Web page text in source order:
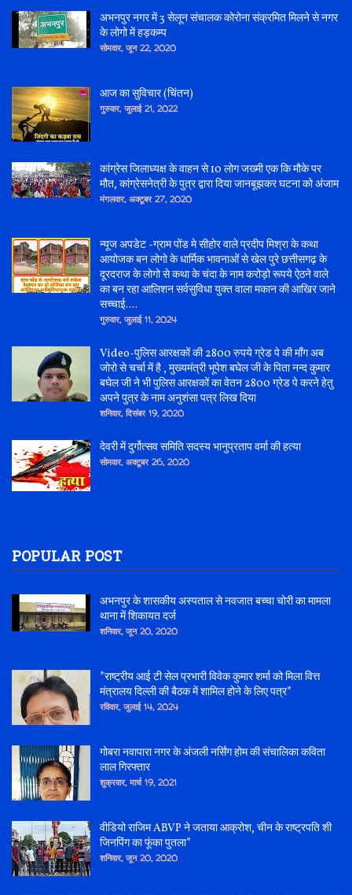
अभनपुर नगर में 3 सेलून संचालक कोरोना संक्रमित मिलने से नगर
के लोगो में हड़कम्प
सोमवार, जून 22, 2020
आज का सुविचार (चिंतन)
गुरुवार, जुलाई 21, 2022
कांग्रेस जिलाध्यक्ष के वाहन से 10 लोग जख्मी एक कि मौके पर
मौत, कांग्रेसनेत्री के पुत्र द्वारा दिया जानबूझकर घटना को अंजाम
मंगलवार, अक्टूबर 27, 2020
न्यूज अपडेट -ग्राम पोंड मे सीहोर वाले प्रदीप मिश्रा के कथा
आयोजक बन लोगो के धार्मिक भावनाओं से खेल पुरे छत्तीसगढ़ के
दूरदराज के लोगो से कथा के चंदा के नाम करोड़ो रूपये ऐठने वाले
का बन रहा आलिशन सर्वसुविधा युक्त वाला मकान की आखिर जाने
सच्चाई....
गुरुवार, जुलाई 11, 2024
Video-पुलिस आरक्षकों की 2800 रुपये ग्रेड पे की माँग अब
जोरो से चर्चा में है , मुख्यमंत्री भूपेश बघेल जी के पिता नन्द कुमार
बघेल जी ने भी पुलिस आरक्षकों का वेतन 2800 ग्रेड पे करने हेतु
अपने पुत्र के नाम अनुशंसा पत्र लिख दिया
शनिवार, दिसंबर 19, 2020
देवरी में दुर्गोत्सव समिति सदस्य भानुप्रताप वर्मा की हत्या
सोमवार, अक्टूबर 26, 2020
POPULAR POST
अभनपुर के शासकीय अस्पताल से नवजात बच्चा चोरी का मामला
थाना में शिकायत दर्ज
शनिवार, जून 20, 2020
*राष्ट्रीय आई टी सेल प्रभारी विवेक कुमार शर्मा को मिला वित्त
मंत्रालय दिल्ली की बैठक में शामिल होने के लिए पत्र*
रविवार, जुलाई 14, 2024
गोबरा नवापारा नगर के अंजली नर्सिंग होम की संचालिका कविता
लाल गिरफ्तार
शुक्रवार, मार्च 19, 2021
वीडियो राजिम ABVP ने जताया आक्रोश, चीन के राष्ट्रपति शी
जिनपिंग का फूंका पुतला*
शनिवार, जून 20, 2020